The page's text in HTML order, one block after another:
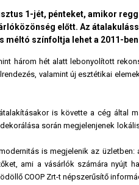
1-jét, pénteket, amikor
előtt. Az
méltó színfoltja lehet a 2011-
három hét alatt lebonyolított
valamint új esztétikai
is követte a cég által
során megjelenjenek
is megjelenik az
ami a vásárlók számára nyújt
COOP Zrt-t népszerűsítő